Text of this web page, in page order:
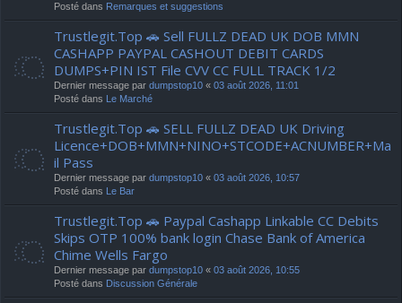
Posté dans Remarques et suggestions
Trustlegit.Top 🚗 Sell FULLZ DEAD UK DOB MMN
CASHAPP PAYPAL CASHOUT DEBIT CARDS
DUMPS+PIN IST File CVV CC FULL TRACK 1/2
Dernier message par dumpstop10 « 03 août 2026, 11:01
Posté dans
Le Marché
Trustlegit.Top 🚗 SELL FULLZ DEAD UK Driving
Licence+DOB+MMN+NINO+STCODE+ACNUMBER+Ma
il Pass
Dernier message par dumpstop10 « 03 août 2026, 10:57
Posté dans
Le Bar
Trustlegit.Top 🚗 Paypal Cashapp Linkable CC Debits
Skips OTP 100% bank login Chase Bank of America
Chime Wells Fargo
Dernier message par dumpstop10 « 03 août 2026, 10:55
Posté dans Discussion Générale